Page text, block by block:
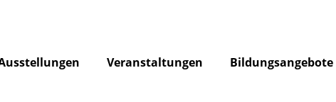
Veranstaltungen Bildungsangebote